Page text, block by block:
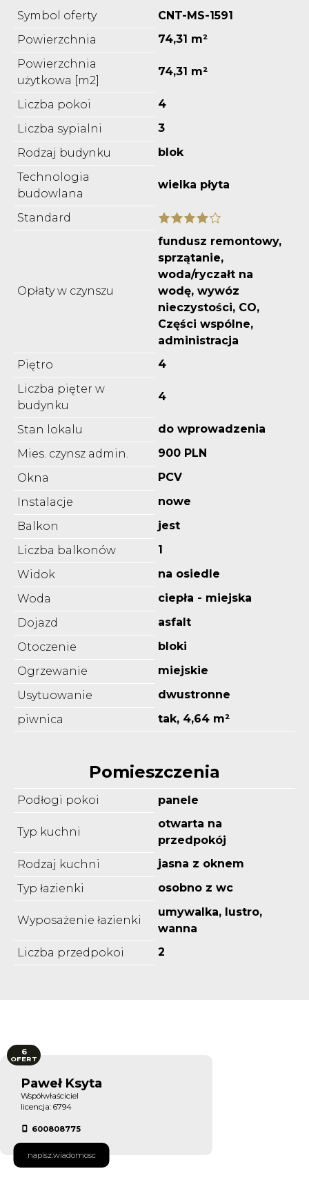
Symbol oferty
CNT-MS-1591
Powierzchnia
74,31 m²
Powierzchnia
użytkowa [m2]
74,31 m²
Liczba pokoi
4
Liczba sypialni
3
Rodzaj budynku
blok
Technologia
budowlana
wielka płyta
Standard
Opłaty w czynszu
fundusz remontowy,
sprzątanie,
woda/ryczałt na
wodę, wywóz
nieczystości, CO,
Części wspólne,
administracja
Piętro
4
Liczba pięter w
budynku
4
Stan lokalu
do wprowadzenia
Mies. czynsz admin.
900 PLN
Okna
PCV
Instalacje
nowe
Balkon
jest
Liczba balkonów
1
Widok
na osiedle
Woda
ciepła - miejska
Dojazd
asfalt
Otoczenie
bloki
Ogrzewanie
miejskie
Usytuowanie
dwustronne
piwnica
tak, 4,64 m²
Pomieszczenia
Podłogi pokoi panele
Typ kuchni
otwarta na
przedpokój
Rodzaj kuchni
jasna z oknem
Typ łazienki
osobno z wc
Wyposażenie łazienki
umywalka, lustro,
wanna
Liczba przedpokoi
2
Paweł Ksyta
Współwłaściciel
licencja: 6794
600808775
napisz.wiadomosc
6
OFERT